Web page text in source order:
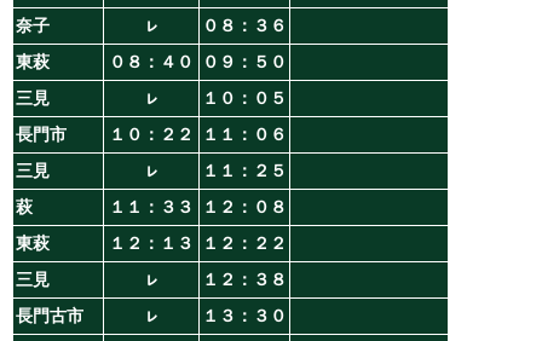
奈子
ㇾ
０８：３６
東萩
０８：４０
０９：５０
三見
ㇾ
１０：０５
長門市
１０：２２
１１：０６
三見
ㇾ
１１：２５
萩
１１：３３
１２：０８
東萩
１２：１３
１２：２２
三見
ㇾ
１２：３８
長門古市
ㇾ
１３：３０